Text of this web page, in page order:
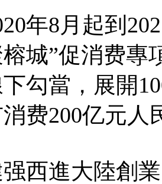
年8月起到
城”促消费專
下勾當，展開
费200亿元
强西進大陸創